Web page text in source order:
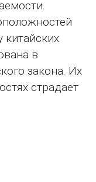
в
закона. Их
страдает